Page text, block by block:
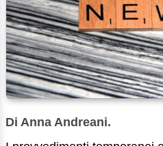
Di Anna Andreani.